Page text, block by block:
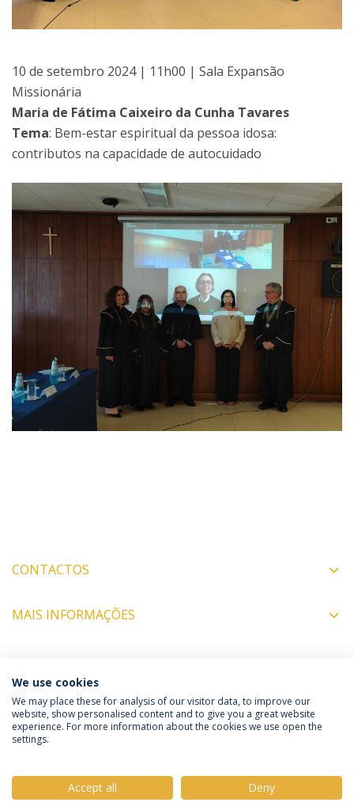
10 de setembro 2024 | 11h00 | Sala Expansão
Missionária
Maria de Fátima Caixeiro da Cunha Tavares
Tema: Bem-estar espiritual da pessoa idosa:
contributos na capacidade de autocuidado
CONTACTOS
MAIS INFORMAÇÕES
COORDENADORES
Política de Privacidade
Termos e Condições
We use cookies
We may place these for analysis of our visitor data, to improve our
website, show personalised content and to give you a great website
experience. For more information about the cookies we use open the
settings.
Accept all Deny